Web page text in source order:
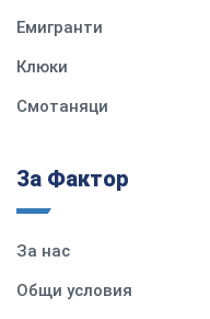
Емигранти
Клюки
Смотаняци
За Фактор
За нас
Общи условия